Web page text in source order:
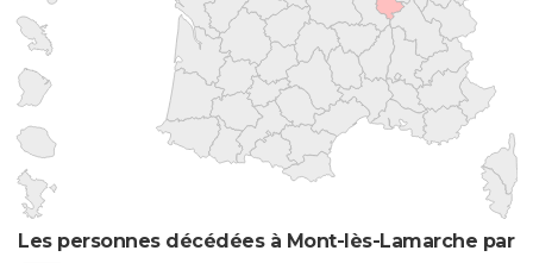
Les personnes décédées à Mont-lès-Lamarche par